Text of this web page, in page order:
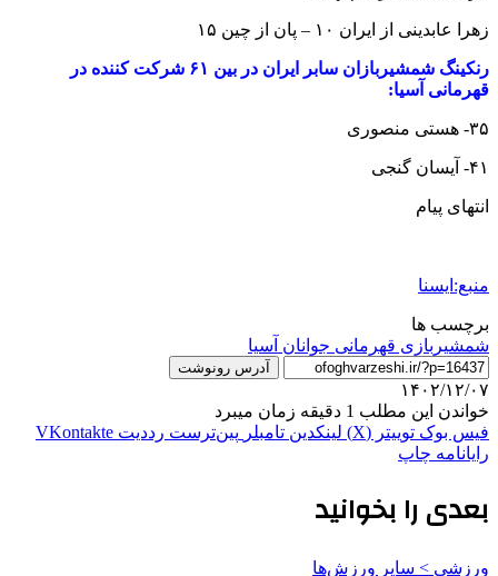
زهرا عابدینی از ایران ۱۰ – پان از چین ۱۵
رنکینگ شمشیربازان سابر ایران در بین ۶۱ شرکت کننده در
قهرمانی آسیا:
۳۵- هستی منصوری
۴۱- آیسان گنجی
انتهای پیام
منبع:ایسنا
برچسب ها
شمشیربازی قهرمانی جوانان آسیا
آدرس رونوشت
۱۴۰۲/۱۲/۰۷
خواندن این مطلب 1 دقیقه زمان میبرد
فیس بوک توییتر (X) لینکدین ‫تامبلر ‫پین‌ترست ‫رددیت ‫VKontakte
رایانامه چاپ
بعدی را بخوانید
ورزشی > سایر ورزش‌ها